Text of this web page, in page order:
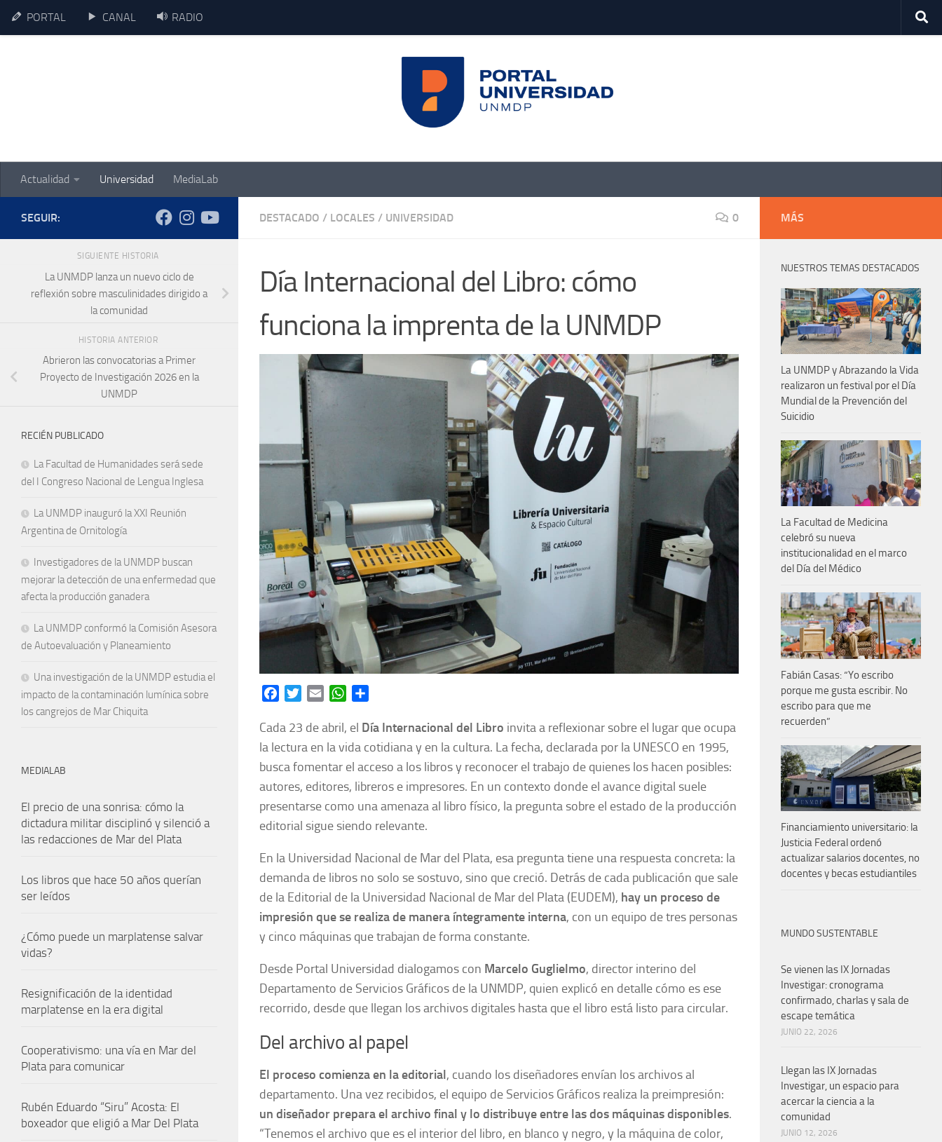
Skip to content
PORTAL CANAL RADIO
Actualidad Universidad MediaLab
DESTACADO / LOCALES / UNIVERSIDAD 0
Día Internacional del Libro: cómo
funciona la imprenta de la UNMDP
FacebookTwitterEmail WhatsApp
Cada 23 de abril, el Día Internacional del Libro invita a reflexionar sobre el lugar que ocupa
la lectura en la vida cotidiana y en la cultura. La fecha, declarada por la UNESCO en 1995,
busca fomentar el acceso a los libros y reconocer el trabajo de quienes los hacen posibles:
autores, editores, libreros e impresores. En un contexto donde el avance digital suele
presentarse como una amenaza al libro físico, la pregunta sobre el estado de la producción
editorial sigue siendo relevante.
En la Universidad Nacional de Mar del Plata, esa pregunta tiene una respuesta concreta: la
demanda de libros no solo se sostuvo, sino que creció. Detrás de cada publicación que sale
de la Editorial de la Universidad Nacional de Mar del Plata (EUDEM), hay un proceso de
impresión que se realiza de manera íntegramente interna, con un equipo de tres personas
y cinco máquinas que trabajan de forma constante.
Desde Portal Universidad dialogamos con Marcelo Guglielmo, director interino del
Departamento de Servicios Gráficos de la UNMDP, quien explicó en detalle cómo es ese
recorrido, desde que llegan los archivos digitales hasta que el libro está listo para circular.
Del archivo al papel
El proceso comienza en la editorial, cuando los diseñadores envían los archivos al
departamento. Una vez recibidos, el equipo de Servicios Gráficos realiza la preimpresión:
un diseñador prepara el archivo final y lo distribuye entre las dos máquinas disponibles.
“Tenemos el archivo que es el interior del libro, en blanco y negro, y la máquina de color,
SEGUIR:
SIGUIENTE HISTORIA
La UNMDP lanza un nuevo ciclo de
reflexión sobre masculinidades dirigido a
la comunidad
HISTORIA ANTERIOR
Abrieron las convocatorias a Primer
Proyecto de Investigación 2026 en la
UNMDP
RECIÉN PUBLICADO
La Facultad de Humanidades será sede
del I Congreso Nacional de Lengua Inglesa
La UNMDP inauguró la XXI Reunión
Argentina de Ornitología
Investigadores de la UNMDP buscan
mejorar la detección de una enfermedad que
afecta la producción ganadera
La UNMDP conformó la Comisión Asesora
de Autoevaluación y Planeamiento
Una investigación de la UNMDP estudia el
impacto de la contaminación lumínica sobre
los cangrejos de Mar Chiquita
MEDIALAB
El precio de una sonrisa: cómo la
dictadura militar disciplinó y silenció a
las redacciones de Mar del Plata
Los libros que hace 50 años querían
ser leídos
¿Cómo puede un marplatense salvar
vidas?
Resignificación de la identidad
marplatense en la era digital
Cooperativismo: una vía en Mar del
Plata para comunicar
Rubén Eduardo “Siru” Acosta: El
boxeador que eligió a Mar Del Plata
MÁS
NUESTROS TEMAS DESTACADOS
La UNMDP y Abrazando la Vida
realizaron un festival por el Día
Mundial de la Prevención del
Suicidio
La Facultad de Medicina
celebró su nueva
institucionalidad en el marco
del Día del Médico
Fabián Casas: “Yo escribo
porque me gusta escribir. No
escribo para que me
recuerden”
Financiamiento universitario: la
Justicia Federal ordenó
actualizar salarios docentes, no
docentes y becas estudiantiles
MUNDO SUSTENTABLE
Se vienen las IX Jornadas
Investigar: cronograma
confirmado, charlas y sala de
escape temática
JUNIO 22, 2026
Llegan las IX Jornadas
Investigar, un espacio para
acercar la ciencia a la
comunidad
JUNIO 12, 2026